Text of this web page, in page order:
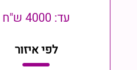
עד: 4000 ש"ח
לפי איזור